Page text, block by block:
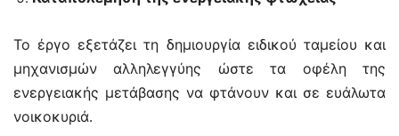
Το έργο εξετάζει τη δημιουργία ειδικού ταμείου και
μηχανισμών αλληλεγγύης ώστε τα οφέλη της
ενεργειακής μετάβασης να φτάνουν και σε ευάλωτα
νοικοκυριά.